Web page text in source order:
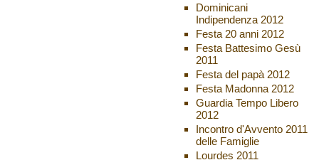
Dominicani
Indipendenza 2012
Festa 20 anni 2012
Festa Battesimo Gesù
2011
Festa del papà 2012
Festa Madonna 2012
Guardia Tempo Libero
2012
Incontro d'Avvento 2011
delle Famiglie
Lourdes 2011